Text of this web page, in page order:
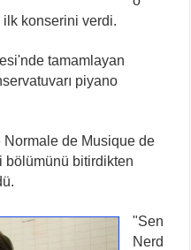
ilk konserini verdi.
tamamlayan
piyano
de Musique de
bölümünü bitirdikten
"Sen
Nerd